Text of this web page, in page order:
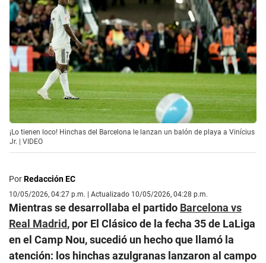
¡Lo tienen loco! Hinchas del Barcelona le lanzan un balón de playa a Vinícius
Jr. | VIDEO
PorRedacción EC
10/05/2026, 04:27 p.m. | Actualizado 10/05/2026, 04:28 p.m.
Mientras se desarrollaba el partido Barcelona vs
Real Madrid, por El Clásico de la fecha 35 de LaLiga
en el Camp Nou, sucedió un hecho que llamó la
atención: los hinchas azulgranas lanzaron al campo